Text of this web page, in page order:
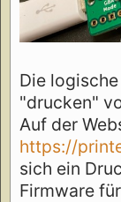
Die
"drucken"
Auf der
https://
sich ein
Firmware